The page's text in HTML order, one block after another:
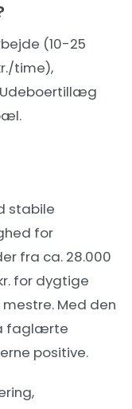
(10-25
time),
stabile
for
fra ca. 28.000
for dygtige
Med den
faglærte
positive.